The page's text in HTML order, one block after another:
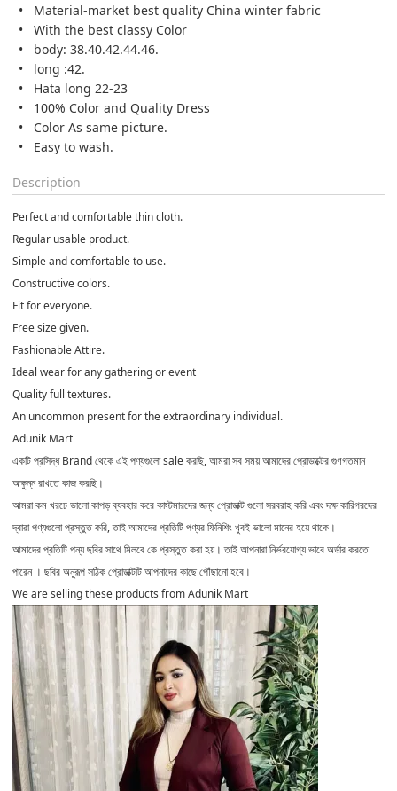
Material-market best quality China winter fabric
With the best classy Color
body: 38.40.42.44.46.
long :42.
Hata long 22-23
100% Color and Quality Dress
Color As same picture.
Easy to wash.
Description
Perfect and comfortable thin cloth.
Regular usable product.
Simple and comfortable to use.
Constructive colors.
Fit for everyone.
Free size given.
Fashionable Attire.
Ideal wear for any gathering or event
Quality full textures.
An uncommon present for the extraordinary individual.
Adunik Mart
একটি প্রসিদ্ধ Brand থেকে এই পণ্যগুলো sale করছি, আমরা সব সময় আমাদের প্রোডাক্টের গুণগতমান
অক্ষুন্ন রাখতে কাজ করছি।
আমরা কম খরচে ভালো কাপড় ব্যবহার করে কাস্টমারদের জন্য প্রোডাক্ট গুলো সরবরাহ করি এবং দক্ষ কারিগরদের
দ্বারা পণ্যগুলো প্রস্তুত করি, তাই আমাদের প্রতিটি পণ্যর ফিনিশিং খুবই ভালো মানের হয়ে থাকে।
আমাদের প্রতিটি পন্য ছবির সাথে মিলবে কে প্রস্তুত করা হয়। তাই আপনারা নির্ভরযোগ্য ভাবে অর্ডার করতে
পারেন । ছবির অনুরূপ সঠিক প্রোডাক্টটি আপনাদের কাছে পৌঁছানো হবে।
We are selling these products from Adunik Mart